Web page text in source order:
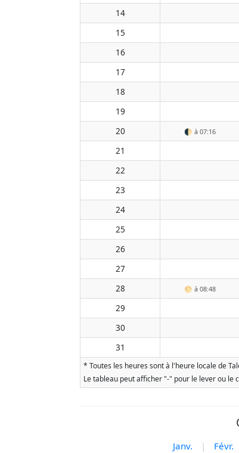
14
15
16
17
18
19
20
🌓 à 07:16
21
22
23
24
25
26
27
28
🌕 à 08:48
29
30
31
* Toutes les heures sont à l'heure locale de
Le tableau peut afficher "-" pour le lever ou le
Janv. | Févr.